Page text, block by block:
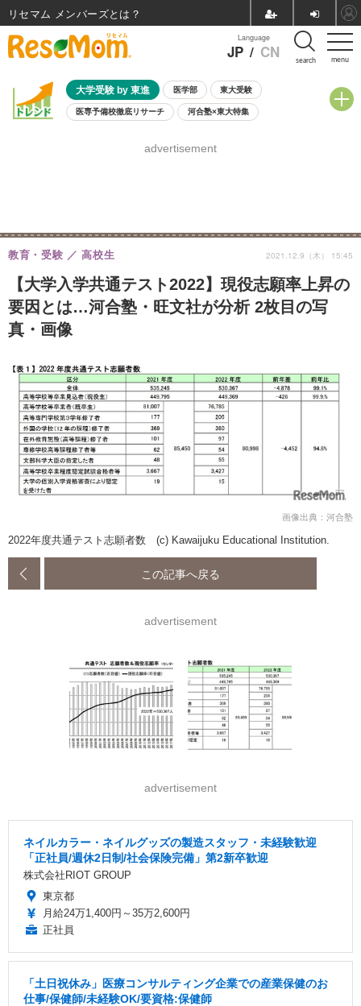
menu
Language
JP / CN search
大学受験 by 東進 医学部 東大受験
医専予備校徹底リサーチ 河合塾×東大特集
8月開催学校説明会・相談会
advertisement
【大学入学共通テスト2022】現役志願率上昇の
要因とは…河合塾・旺文社が分析 2枚目の写
真・画像
教育・受験 高校生 2021.12.9（木） 15:45
画像出典：河合塾
2022年度共通テスト志願者数 (c) Kawaijuku Educational Institution.
この記事へ戻る
advertisement
advertisement
ネイルカラー・ネイルグッズの製造スタッフ・未経験歓迎
「正社員/週休2日制/社会保険完備」第2新卒歓迎
株式会社RIOT GROUP
東京都
月給24万1,400円～35万2,600円
正社員
「土日祝休み」医療コンサルティング企業での産業保健のお
仕事/保健師/未経験OK/要資格:保健師
リセマム メンバーズ